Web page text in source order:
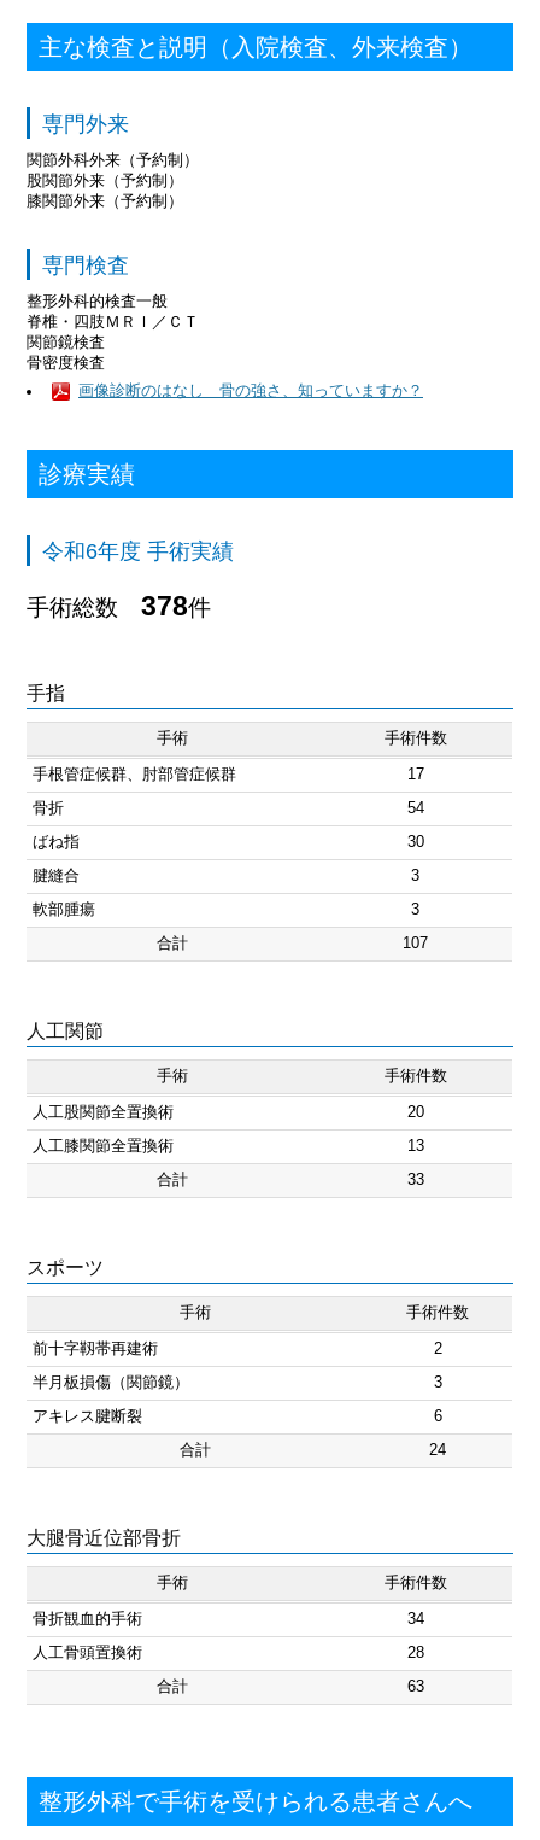
主な検査と説明（入院検査、外来検査）
専門外来
関節外科外来（予約制）
股関節外来（予約制）
膝関節外来（予約制）
専門検査
整形外科的検査一般
脊椎・四肢ＭＲＩ／ＣＴ
関節鏡検査
骨密度検査
画像診断のはなし 骨の強さ、知っていますか？
診療実績
令和6年度 手術実績
手術総数378件
手指
手術 手術件数
手根管症候群、肘部管症候群
17
骨折
54
ばね指
30
腱縫合
3
軟部腫瘍
3
合計
107
人工関節
手術 手術件数
人工股関節全置換術
20
人工膝関節全置換術
13
合計
33
スポーツ
手術 手術件数
前十字靱帯再建術
2
半月板損傷（関節鏡）
3
アキレス腱断裂
6
合計
24
大腿骨近位部骨折
手術 手術件数
骨折観血的手術
34
人工骨頭置換術
28
合計
63
整形外科で手術を受けられる患者さんへ